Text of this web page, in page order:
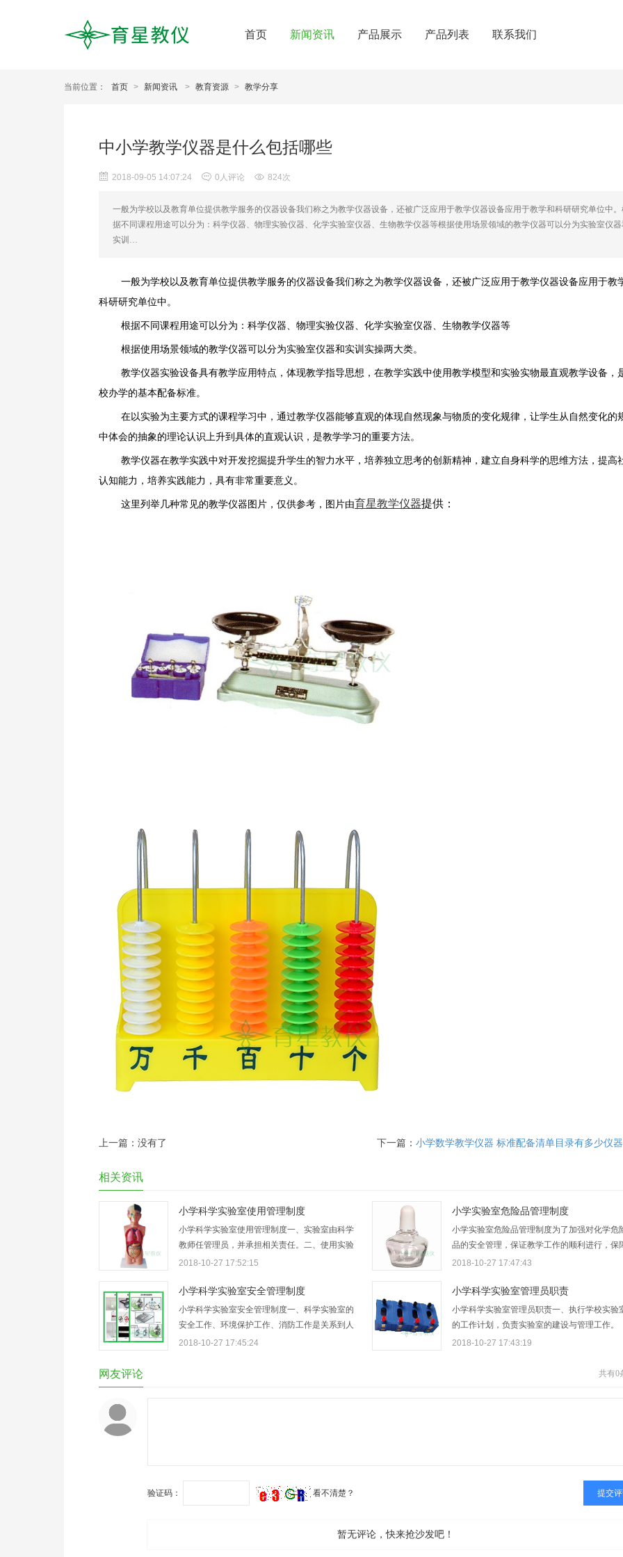
首页 新闻资讯 产品展示 产品列表 联系我们
当前位置： 首页 > 新闻资讯 > 教育资源 > 教学分享
中小学教学仪器是什么包括哪些
2018-09-05 14:07:24 0人评论 824次
一般为学校以及教育单位提供教学服务的仪器设备我们称之为教学仪器设备，还被广泛应用于教学仪器设备应用于教学和科研研究单位中。
据不同课程用途可以分为：科学仪器、物理实验仪器、化学实验室仪器、生物教学仪器等根据使用场景领域的教学仪器可以分为实验室仪器
实训…
一般为学校以及教育单位提供教学服务的仪器设备我们称之为教学仪器设备，还被广泛应用于教学仪器设备应用于教
科研研究单位中。
根据不同课程用途可以分为：科学仪器、物理实验仪器、化学实验室仪器、生物教学仪器等
根据使用场景领域的教学仪器可以分为实验室仪器和实训实操两大类。
教学仪器实验设备具有教学应用特点，体现教学指导思想，在教学实践中使用教学模型和实验实物最直观教学设备，
校办学的基本配备标准。
在以实验为主要方式的课程学习中，通过教学仪器能够直观的体现自然现象与物质的变化规律，让学生从自然变化的
中体会的抽象的理论认识上升到具体的直观认识，是教学学习的重要方法。
教学仪器在教学实践中对开发挖掘提升学生的智力水平，培养独立思考的创新精神，建立自身科学的思维方法，提高
认知能力，培养实践能力，具有非常重要意义。
这里列举几种常见的教学仪器图片，仅供参考，图片由育星教学仪器提供：
上一篇：没有了 下一篇：小学数学教学仪器 标准配备清单目录有多少仪器
相关资讯
小学科学实验室使用管理制度
小学科学实验室使用管理制度一、实验室由科学
教师任管理员，并承担相关责任。二、使用实验
室，应提前一天通知管理员，以便做好准备。
应保持安静，严禁打闹喧哗。四、实验前，检查
本组仪器，物品是否齐全完好，如有问题，由实
验…
2018-10-27 17:52:15
小学实验室危险品管理制度
小学实验室危险品管理制度为了加强对化学危
品的安全管理，保证教学工作的顺利进行，保
人民生命财产安全和广大师生的健康，特制定本
危险物品系指易燃、易爆、剧毒、放射性及其它
带有危险性的物品。2、危险品应存放于专柜
2018-10-27 17:47:43
小学科学实验室安全管理制度
小学科学实验室安全管理制度一、科学实验室的
安全工作、环境保护工作、消防工作是关系到人
身和财产安全的头等大事，要经常对教职工和学
2018-10-27 17:45:24
小学科学实验室管理员职责
小学科学实验室管理员职责一、执行学校实验
的工作计划，负责实验室的建设与管理工作。
二、按照教材规定的实验内容准备和开出教学实
任务。并积极创造条件，组织学生课外科技实
2018-10-27 17:43:19
共有0
网友评论
验证码： 看不清楚？
暂无评论，快来抢沙发吧！